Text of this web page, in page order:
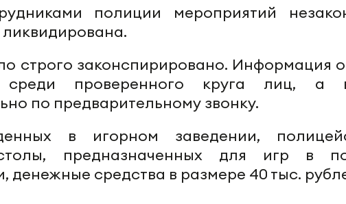
полиции мероприятий
строго законспирировано. Информация
среди проверенного круга лиц, а
по предварительному звонку.
в игорном заведении,
предназначенных для игр в
денежные средства в размере 40 тыс.